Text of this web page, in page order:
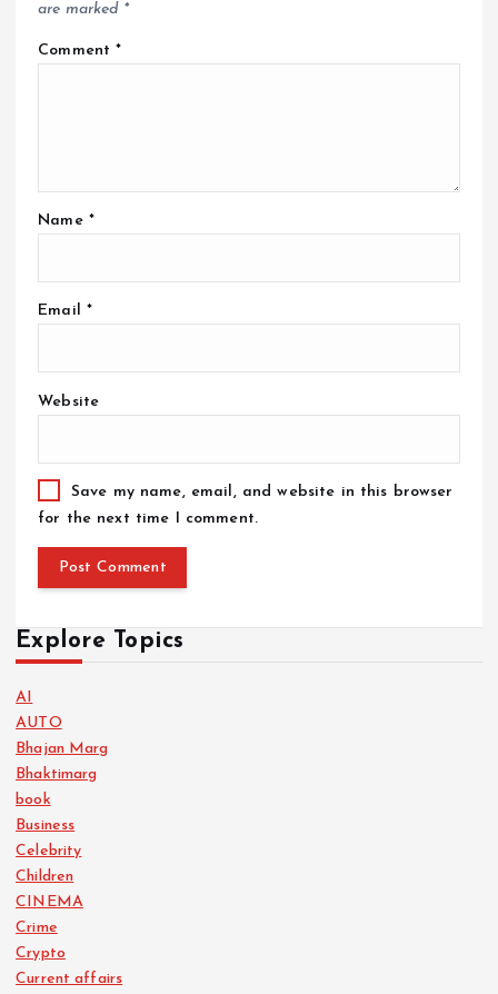
are marked *
Comment*
Name *
Email *
Website
Save my name, email, and website in this browser
for the next time I comment.
Explore Topics
AI
AUTO
Bhajan Marg
Bhaktimarg
book
Business
Celebrity
Children
CINEMA
Crime
Crypto
Current affairs